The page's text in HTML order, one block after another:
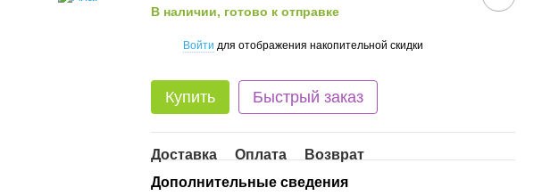
В наличии, готово к отправке
Войти для отображения накопительной скидки
Купить Быстрый заказ
Доставка Оплата
Возврат
Дополнительные сведения